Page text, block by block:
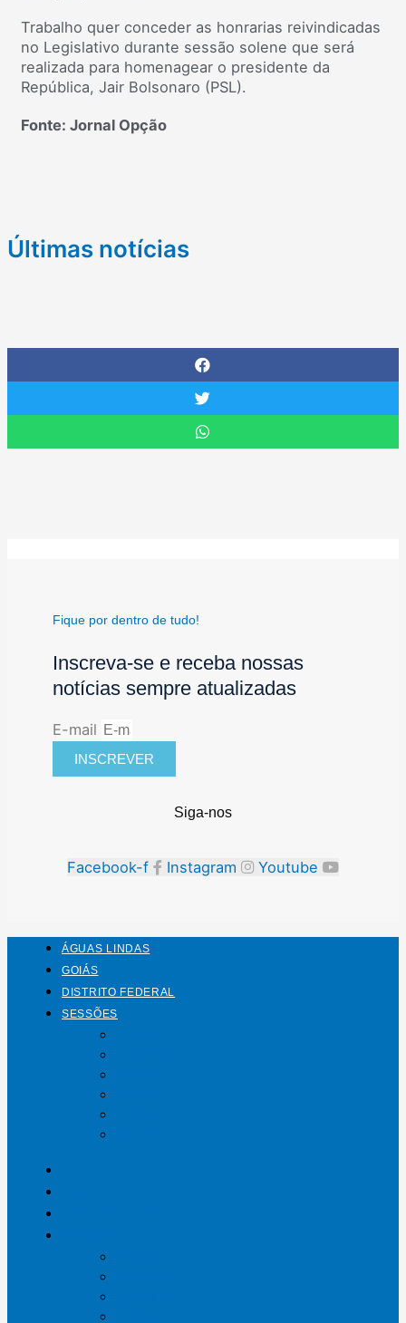
Trabalho quer conceder as honrarias reivindicadas
no Legislativo durante sessão solene que será
realizada para homenagear o presidente da
República, Jair Bolsonaro (PSL).
Fonte: Jornal Opção
Últimas notícias
Fique por dentro de tudo!
Inscreva-se e receba nossas
notícias sempre atualizadas
E-mail
INSCREVER
Siga-nos
Facebook-f Instagram Youtube
ÁGUAS LINDAS
GOIÁS
DISTRITO FEDERAL
SESSÕES